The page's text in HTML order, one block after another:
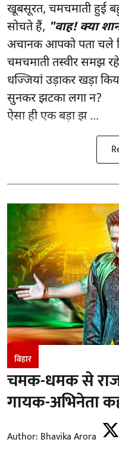
खूबसूरत, चमचमाती हुई
सोचते हैं, "वाह! क्या
अचानक आपको पता चले
चमचमाती तस्वीर समझ
धज्जियां उड़ाकर खड़ा
सुनकर झटका लगा न?
ऐसा ही एक बड़ा झ ...
बिहार
चमक-धमक से
गायक-अभिनेता
Author: Bhavika Arora